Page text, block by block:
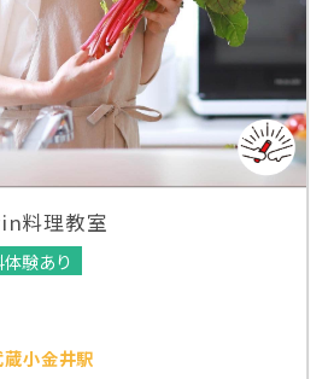
料理教室
体験あり
小金井駅